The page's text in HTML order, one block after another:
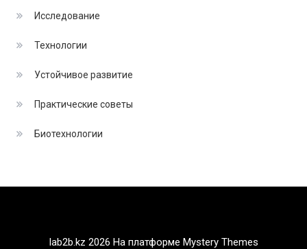
Исследование
Технологии
Устойчивое развитие
Практические советы
Биотехнологии
lab2b.kz 2026 На платформе Mystery Themes